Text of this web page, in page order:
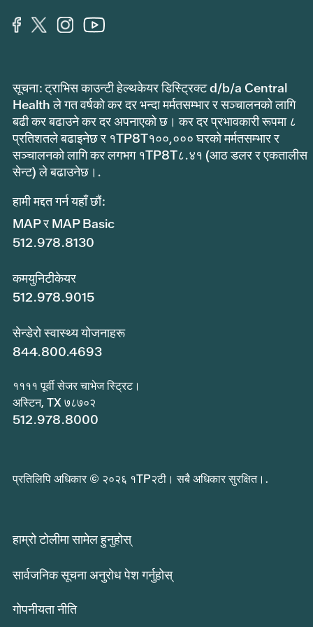
सूचना: ट्राभिस काउन्टी हेल्थकेयर डिस्ट्रिक्ट d/b/a Central
Health ले गत वर्षको कर दर भन्दा मर्मतसम्भार र सञ्चालनको लागि
बढी कर बढाउने कर दर अपनाएको छ। कर दर प्रभावकारी रूपमा ८
प्रतिशतले बढाइनेछ र १TP8T१००,००० घरको मर्मतसम्भार र
सञ्चालनको लागि कर लगभग १TP8T८.४१ (आठ डलर र एकतालीस
सेन्ट) ले बढाउनेछ।.
हामी मद्दत गर्न यहाँ छौं:
MAP र MAP Basic
512.978.8130
कमयुनिटीकेयर
512.978.9015
सेन्डेरो स्वास्थ्य योजनाहरू
844.800.4693
११११ पूर्वी सेजर चाभेज स्ट्रिट।
अस्टिन, TX ७८७०२
512.978.8000
प्रतिलिपि अधिकार © २०२६ १TP२टी। सबै अधिकार सुरक्षित।.
हाम्रो टोलीमा सामेल हुनुहोस्
सार्वजनिक सूचना अनुरोध पेश गर्नुहोस्
गोपनीयता नीति